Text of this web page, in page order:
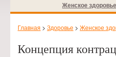
Женское здоровье
Главная > Здоровье > Женское
Концепция